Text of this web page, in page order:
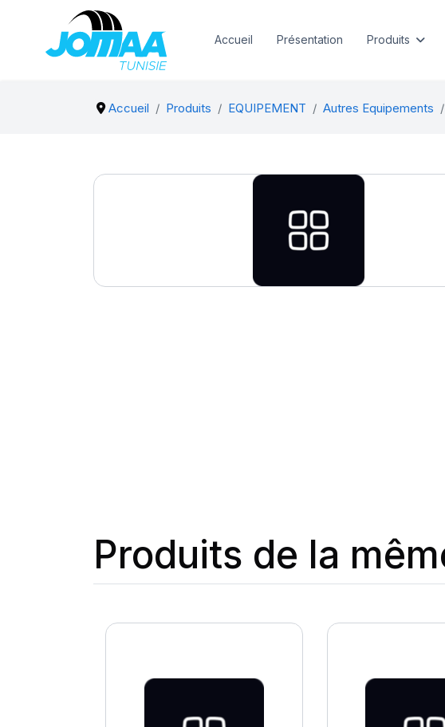
Accueil Présentation Produits
Accueil Produits EQUIPEMENT Autres Equipements
Produits de la